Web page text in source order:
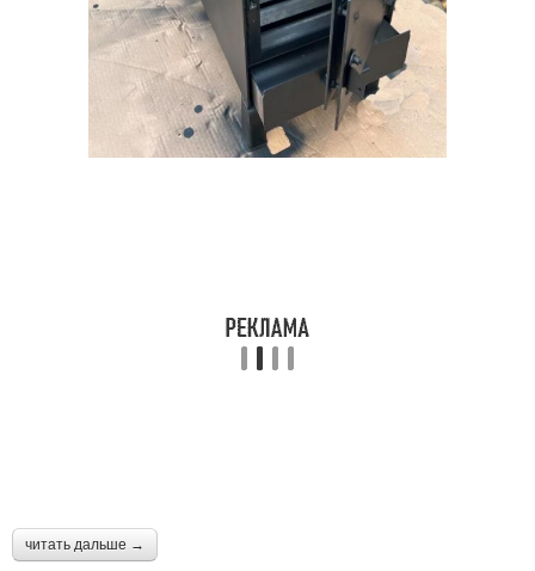
читать дальше →